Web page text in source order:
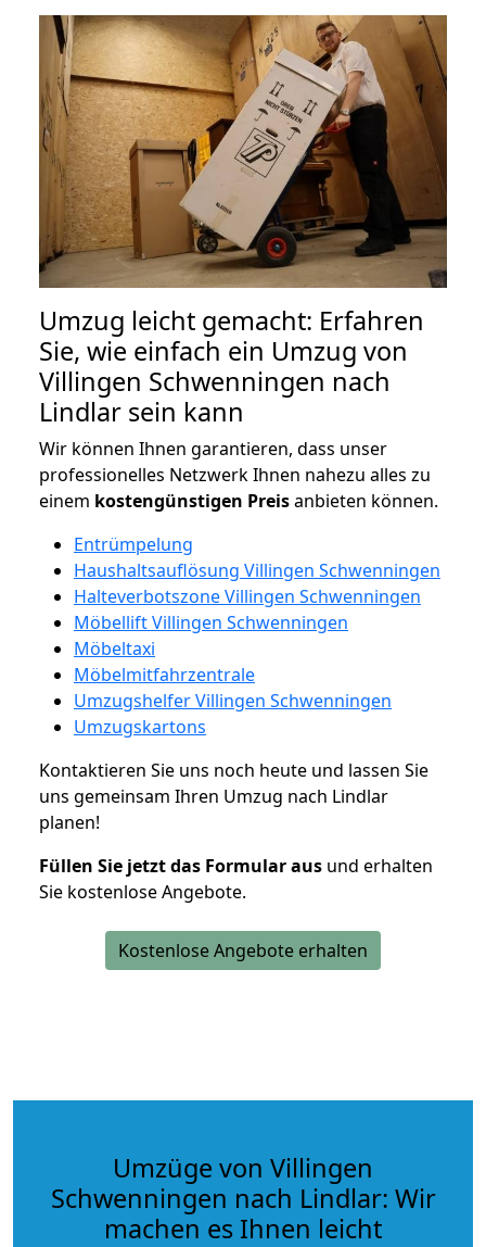
Umzug leicht gemacht: Erfahren
Sie, wie einfach ein Umzug von
Villingen Schwenningen nach
Lindlar sein kann
Wir können Ihnen garantieren, dass unser
professionelles Netzwerk Ihnen nahezu alles zu
einem kostengünstigen Preisanbieten können.
Entrümpelung
Haushaltsauflösung Villingen Schwenningen
Halteverbotszone Villingen Schwenningen
Möbellift Villingen Schwenningen
Möbeltaxi
Möbelmitfahrzentrale
Umzugshelfer Villingen Schwenningen
Umzugskartons
Kontaktieren Sie uns noch heute und lassen Sie
uns gemeinsam Ihren Umzug nach Lindlar
planen!
Füllen Sie jetzt das Formular aus und erhalten
Sie kostenlose Angebote.
Kostenlose Angebote erhalten
Umzüge von Villingen
Schwenningen nach Lindlar: Wir
machen es Ihnen leicht